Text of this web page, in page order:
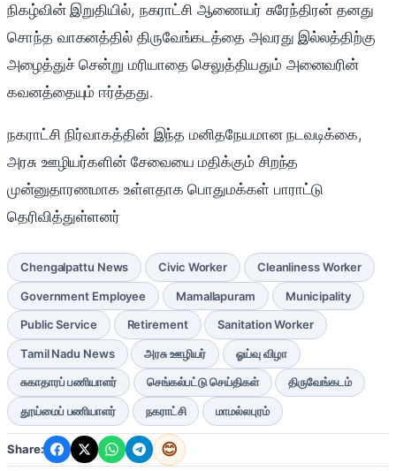
நிகழ்வின் இறுதியில், நகராட்சி ஆணையர் சுரேந்திரன் தனது
சொந்த வாகனத்தில் திருவேங்கடத்தை அவரது இல்லத்திற்கு
அழைத்துச் சென்று மரியாதை செலுத்தியதும் அனைவரின்
கவனத்தையும் ஈர்த்தது.
நகராட்சி நிர்வாகத்தின் இந்த மனிதநேயமான நடவடிக்கை,
அரசு ஊழியர்களின் சேவையை மதிக்கும் சிறந்த
முன்னுதாரணமாக உள்ளதாக பொதுமக்கள் பாராட்டு
தெரிவித்துள்ளனர்
Chengalpattu News Civic Worker Cleanliness Worker
Government Employee Mamallapuram Municipality
Public Service Retirement Sanitation Worker
Tamil Nadu News அரசு ஊழியர் ஓய்வு விழா
சுகாதாரப் பணியாளர் செங்கல்பட்டு செய்திகள் திருவேங்கடம்
தூய்மைப் பணியாளர் நகராட்சி மாமல்லபுரம்
Share: 😊